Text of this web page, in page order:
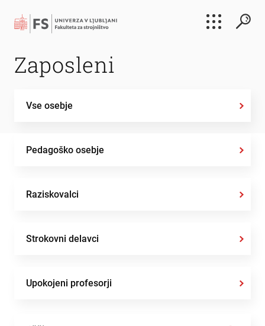
Zaposleni
Vse osebje
Pedagoško osebje
Raziskovalci
Strokovni delavci
Upokojeni profesorji